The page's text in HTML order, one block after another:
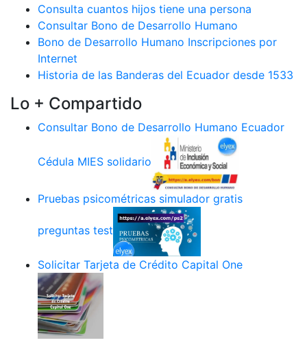
Consulta cuantos hijos tiene una persona
Consultar Bono de Desarrollo Humano
Bono de Desarrollo Humano Inscripciones por
Internet
Historia de las Banderas del Ecuador desde 1533
Lo + Compartido
Consultar Bono de Desarrollo Humano Ecuador
Cédula MIES solidario
Pruebas psicométricas simulador gratis
preguntas test
Solicitar Tarjeta de Crédito Capital One